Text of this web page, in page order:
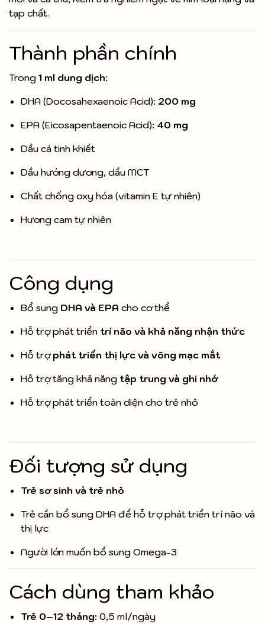
tạp chất.
Thành phần chính
Trong 1 ml dung dịch:
DHA (Docosahexaenoic Acid): 200 mg
EPA (Eicosapentaenoic Acid): 40 mg
Dầu cá tinh khiết
Dầu hướng dương, dầu MCT
Chất chống oxy hóa (vitamin E tự nhiên)
Hương cam tự nhiên
Công dụng
Bổ sung DHA và EPA cho cơ thể
Hỗ trợ phát triển trí não và khả năng nhận thức
Hỗ trợphát triển thị lực và võng mạc mắt
Hỗ trợ tăng khả năng tập trung và ghi nhớ
Hỗ trợ phát triển toàn diện cho trẻ nhỏ
Đối tượng sử dụng
Trẻ sơ sinh và trẻ nhỏ
Trẻ cần bổ sung DHA để hỗ trợ phát triển trí não và
thị lực
Người lớn muốn bổ sung Omega-3
Cách dùng tham khảo
Trẻ 0–12 tháng: 0,5 ml/ngày